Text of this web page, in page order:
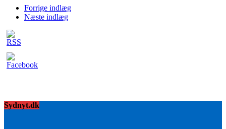
Forrige indlæg
Næste indlæg
Sydnyt.dk